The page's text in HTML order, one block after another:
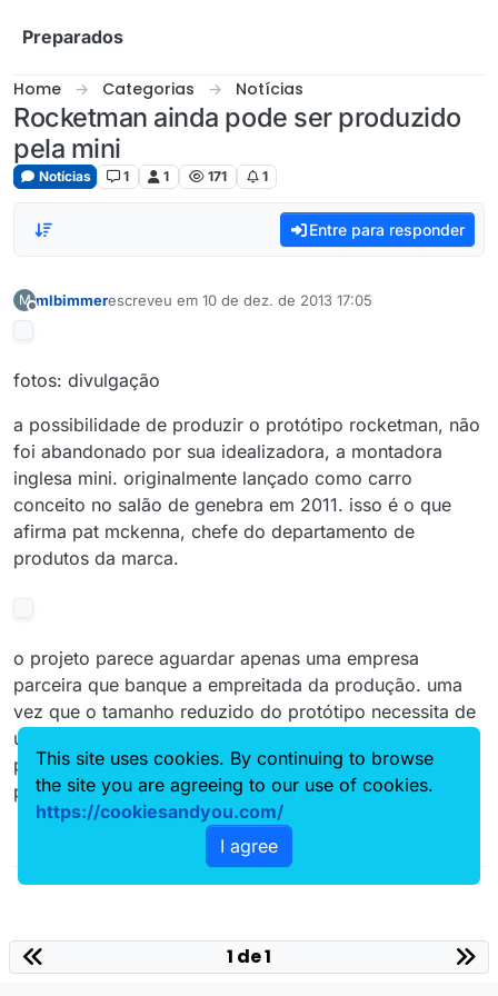
Preparados
Home Categorias Notícias
Rocketman ainda pode ser produzido
pela mini
Notícias 1 1 171 1
Entre para responder
M mlbimmerescreveu em 10 de dez. de 2013 17:05
última edição por
fotos: divulgação
a possibilidade de produzir o protótipo rocketman, não
foi abandonado por sua idealizadora, a montadora
inglesa mini. originalmente lançado como carro
conceito no salão de genebra em 2011. isso é o que
afirma pat mckenna, chefe do departamento de
produtos da marca.
o projeto parece aguardar apenas uma empresa
parceira que banque a empreitada da produção. uma
vez que o tamanho reduzido do protótipo necessita de
uma plataforma diferente da que está sendo utilizada
para produzir o mini cooper 2015. a mini já realizou
parcerias com chrysler e psa antes.
1 de 1
This site uses cookies. By continuing to browse
the site you are agreeing to our use of cookies.
https://cookiesandyou.com/
I agree